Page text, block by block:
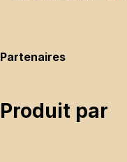
Partenaires
Produit par